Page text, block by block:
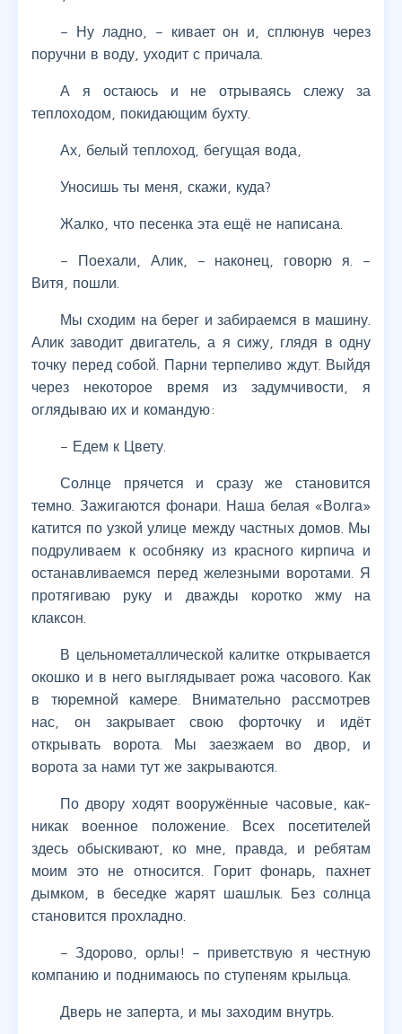
– Ну ладно, – кивает он и, сплюнув через
поручни в воду, уходит с причала.
А я остаюсь и не отрываясь слежу за
теплоходом, покидающим бухту.
Ах, белый теплоход, бегущая вода,
Уносишь ты меня, скажи, куда?
Жалко, что песенка эта ещё не написана.
– Поехали, Алик, – наконец, говорю я. –
Витя, пошли.
Мы сходим на берег и забираемся в машину.
Алик заводит двигатель, а я сижу, глядя в одну
точку перед собой. Парни терпеливо ждут. Выйдя
через некоторое время из задумчивости, я
оглядываю их и командую:
– Едем к Цвету.
Солнце прячется и сразу же становится
темно. Зажигаются фонари. Наша белая «Волга»
катится по узкой улице между частных домов. Мы
подруливаем к особняку из красного кирпича и
останавливаемся перед железными воротами. Я
протягиваю руку и дважды коротко жму на
клаксон.
В цельнометаллической калитке открывается
окошко и в него выглядывает рожа часового. Как
в тюремной камере. Внимательно рассмотрев
нас, он закрывает свою форточку и идёт
открывать ворота. Мы заезжаем во двор, и
ворота за нами тут же закрываются.
По двору ходят вооружённые часовые, как-
никак военное положение. Всех посетителей
здесь обыскивают, ко мне, правда, и ребятам
моим это не относится. Горит фонарь, пахнет
дымком, в беседке жарят шашлык. Без солнца
становится прохладно.
– Здорово, орлы! – приветствую я честную
компанию и поднимаюсь по ступеням крыльца.
Дверь не заперта, и мы заходим внутрь.